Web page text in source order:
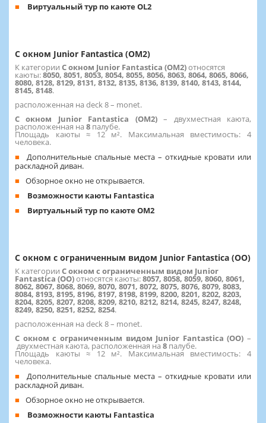
Виртуальный тур по каюте OL2
C окном Junior Fantastica (OM2)
К категории C окном Junior Fantastica (OM2)относятся
каюты:8050, 8051, 8053, 8054, 8055, 8056, 8063, 8064, 8065, 8066,
8080, 8128, 8129, 8131, 8132, 8135, 8136, 8139, 8140, 8143, 8144,
8145, 8148.
расположенная на deck 8 – monet.
C окном Junior Fantastica (OM2)– двухместная каюта,
расположенная на 8 палубе.
Площадь каюты ≈ 12 м². Максимальная вместимость: 4
человека.
Дополнительные спальные места – откидные кровати или
раскладной диван.
Обзорное окно не открывается.
Возможности каюты Fantastica
Виртуальный тур по каюте OM2
C окном с ограниченным видом Junior Fantastica (OO)
К категории C окном с ограниченным видом Junior
Fantastica (OO)относятся каюты:8057, 8058, 8059, 8060, 8061,
8062, 8067, 8068, 8069, 8070, 8071, 8072, 8075, 8076, 8079, 8083,
8084, 8193, 8195, 8196, 8197, 8198, 8199, 8200, 8201, 8202, 8203,
8204, 8205, 8207, 8208, 8209, 8210, 8212, 8214, 8245, 8247, 8248,
8249, 8250, 8251, 8252, 8254.
расположенная на deck 8 – monet.
C окном с ограниченным видом Junior Fantastica (OO) –
двухместная каюта, расположенная на 8 палубе.
Площадь каюты ≈ 12 м². Максимальная вместимость: 4
человека.
Дополнительные спальные места – откидные кровати или
раскладной диван.
Обзорное окно не открывается.
Возможности каюты Fantastica